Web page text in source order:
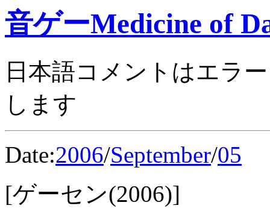
音ゲーMedicine of
日本語コメントはエラ
します
Date:2006/September/05
[ゲーセン(2006)]